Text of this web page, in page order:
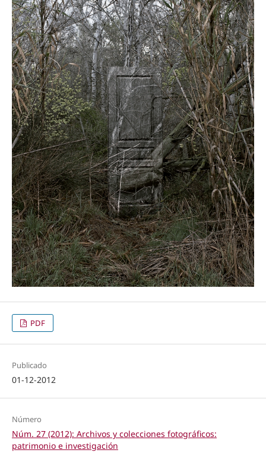
PDF
Publicado
01-12-2012
Número
Núm. 27 (2012): Archivos y colecciones fotográficos:
patrimonio e investigación